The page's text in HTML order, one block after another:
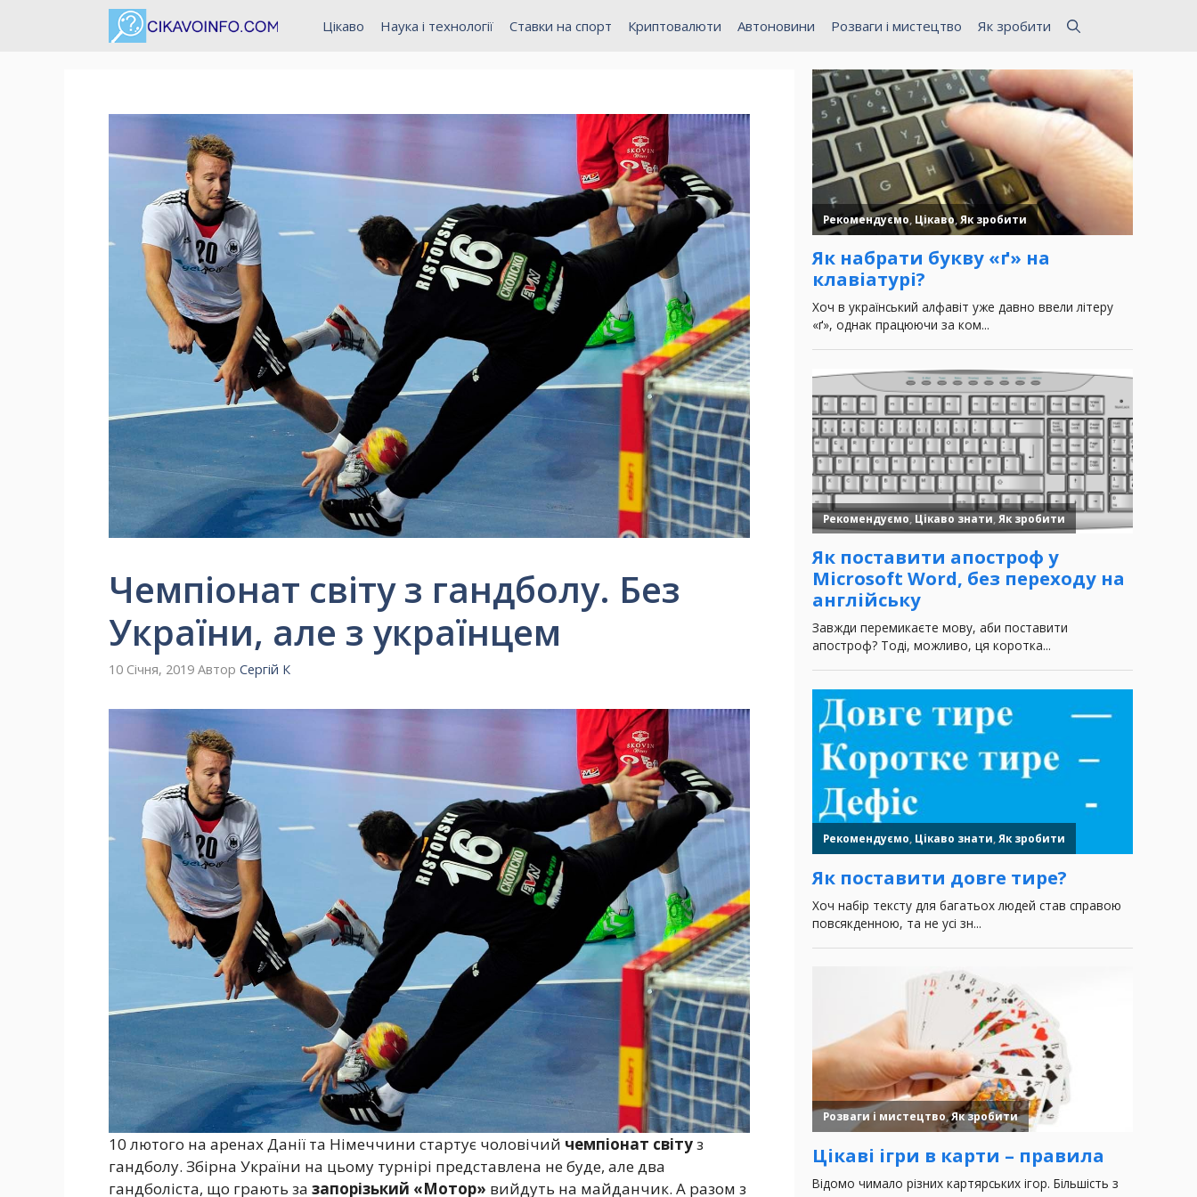
Цікаво Наука і технології Ставки на спорт Криптовалюти Автоновини Розваги і мистецтво Як зробити
Чемпіонат світу з гандболу. Без
України, але з українцем
10 Січня, 2019 Автор Сергій К
10 лютого на аренах Данії та Німеччини стартує чоловічий чемпіонат світуз
гандболу. Збірна України на цьому турнірі представлена не буде, але два
гандболіста, що грають за запорізький «Мотор» вийдуть на майданчик. А разом з